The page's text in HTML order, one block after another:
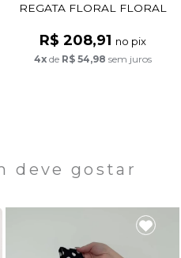
REGATA FLORAL FLORAL
R$ 208,91 no pix
4xde R$ 54,98 sem juros
deve gostar